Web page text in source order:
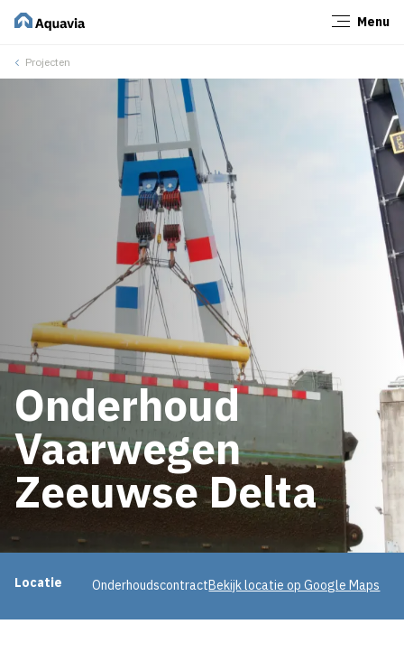
Menu
Projecten
Onderhoud
Vaarwegen
Zeeuwse Delta
Projectinformatie
Locatie OnderhoudscontractBekijk locatie op Google Maps
Sluiten